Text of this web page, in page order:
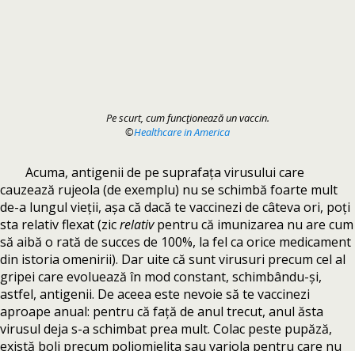
Pe scurt, cum funcţionează un vaccin.
©Healthcare in America
Acuma, antigenii de pe suprafața virusului care
cauzează rujeola (de exemplu) nu se schimbă foarte mult
de-a lungul vieții, așa că dacă te vaccinezi de câteva ori, poți
sta relativ flexat (zicrelativpentru că imunizarea nu are cum
să aibă o rată de succes de 100%, la fel ca orice medicament
din istoria omenirii). Dar uite că sunt virusuri precum cel al
gripei care evoluează în mod constant, schimbându-și,
astfel, antigenii. De aceea este nevoie să te vaccinezi
aproape anual: pentru că față de anul trecut, anul ăsta
virusul deja s-a schimbat prea mult. Colac peste pupăză,
există boli precum poliomielita sau variola pentru care nu